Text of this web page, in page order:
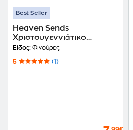
Best Seller
Heaven Sends
Χριστουγεννιάτικο
Διακοσμητικό Ξύλινο -
Είδος: Φιγούρες
5 (1)